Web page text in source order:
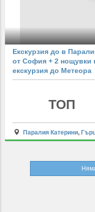
Екскурзия до в
от София + 2 нощувки
екскурзия до Метеора
ТОП
Паралия Катерини,